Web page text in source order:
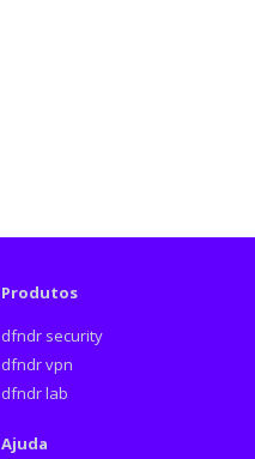
Produtos
dfndr security
dfndr vpn
dfndr lab
Ajuda